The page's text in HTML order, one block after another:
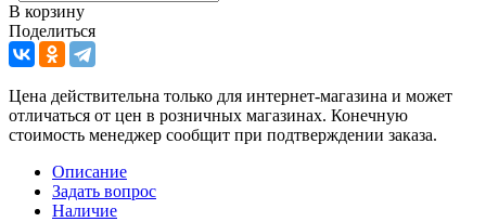
В корзину
Поделиться
Цена действительна только для интернет-магазина и может
отличаться от цен в розничных магазинах. Конечную
стоимость менеджер сообщит при подтверждении заказа.
Описание
Задать вопрос
Наличие